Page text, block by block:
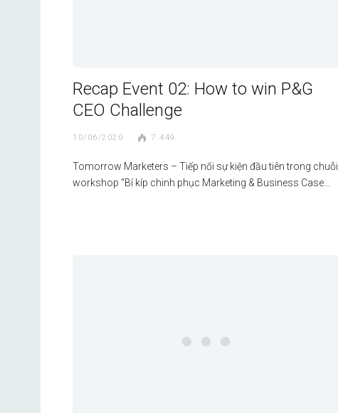
Recap Event 02: How to win P&G
CEO Challenge
10/06/2020 7.449
Tomorrow Marketers – Tiếp nối sự kiện đầu tiên trong chuỗi
workshop “Bí kíp chinh phục Marketing & Business Case…